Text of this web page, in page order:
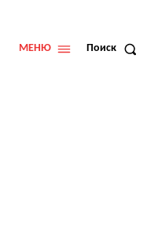
МЕНЮ Поиск